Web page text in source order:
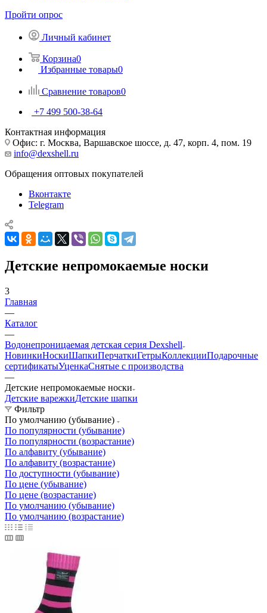
Пройти опрос
Личный кабинет
Корзина0
Избранные товары0
Сравнение товаров0
+7 499 500-38-64
Контактная информация
Офис: г. Москва, Варшавское шоссе, д. 47, корп. 4, пом. 19
info@dexshell.ru
Обращения оптовых покупателей
Вконтакте
Telegram
Детские непромокаемые носки
3
Главная
—
Каталог
—
Водонепроницаемая детская серия Dexshell
НовинкиНоскиШапкиПерчаткиГетрыКоллекцииПодарочные
сертификатыУценкаСнятые с производства
—
Детские непромокаемые носки
Детские варежкиДетские шапки
Фильтр
По умолчанию (убывание)
По популярности (убывание)
По популярности (возрастание)
По алфавиту (убывание)
По алфавиту (возрастание)
По доступности (убывание)
По цене (убывание)
По цене (возрастание)
По умолчанию (убывание)
По умолчанию (возрастание)